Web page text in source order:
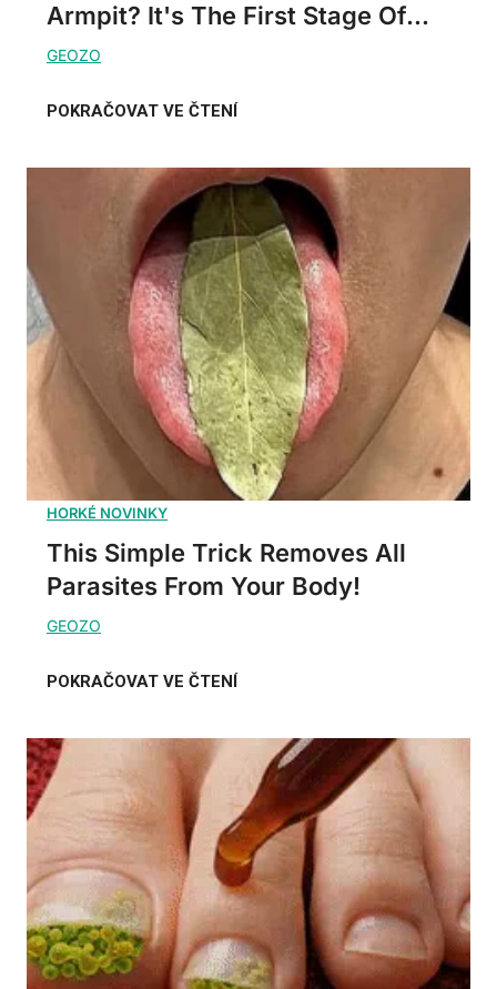
Armpit? It's The First Stage Of...
This Simple Trick Removes All
Parasites From Your Body!